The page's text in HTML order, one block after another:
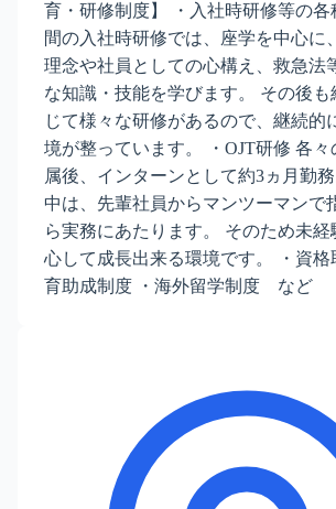
育・研修制度】 ・入社時研修等の各
間の入社時研修では、座学を中心に
理念や社員としての心構え、救急法
な知識・技能を学びます。 その後
じて様々な研修があるので、継続的
境が整っています。 ・OJT研修 各
属後、インターンとして約3ヵ月勤
中は、先輩社員からマンツーマンで
ら実務にあたります。 そのため未
心して成長出来る環境です。 ・資格
育助成制度 ・海外留学制度 など